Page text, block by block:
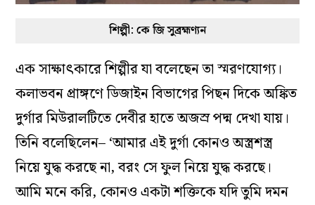
শিল্পী: কে জি সুব্রহ্মণ্যন
এক সাক্ষাৎকারে শিল্পীর যা বলেছেন তা স্মরণযোগ্য।
কলাভবন প্রাঙ্গণে ডিজাইন বিভাগের পিছন দিকে অঙ্কিত
দুর্গার মিউরালটিতে দেবীর হাতে অজস্র পদ্ম দেখা যায়।
তিনি বলেছিলেন– ‘আমার এই দুর্গা কোনও অস্ত্রশস্ত্র
নিয়ে যুদ্ধ করছে না, বরং সে ফুল নিয়ে যুদ্ধ করছে।
আমি মনে করি, কোনও একটা শক্তিকে যদি তুমি দমন